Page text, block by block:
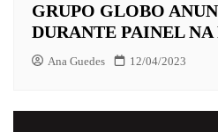
GRUPO GLOBO
DURANTE PAINEL NA
Ana Guedes 12/04/2023